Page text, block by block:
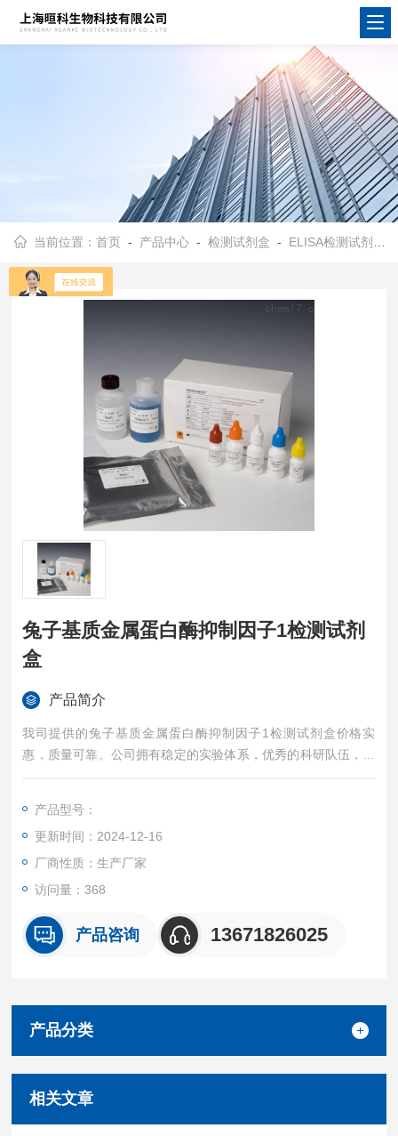
当前位置：首页 - 产品中心 -检测试剂盒 - ELISA检测试剂盒
兔子基质金属蛋白酶抑制因子1检测试剂
盒
产品简介
我司提供的兔子基质金属蛋白酶抑制因子1检测试剂盒价格实
惠，质量可靠。公司拥有稳定的实验体系，优秀的科研队伍，准
确的实验结果，是您值得信赖的合作伙伴，凡购买我司的试剂盒
产品型号：
更新时间：2024-12-16
厂商性质：生产厂家
访问量：368
产品咨询 13671826025
产品分类
相关文章